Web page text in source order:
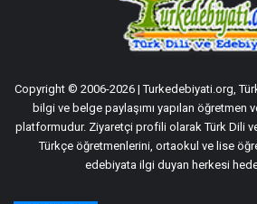
Copyright © 2006-2026 | Turkedebiyati.org,
bilgi ve belge paylaşımı yapılan öğretmen
platformudur. Ziyaretçi profili olarak Türk Dili
Türkçe öğretmenlerini, ortaokul ve lise
edebiyata ilgi duyan herkesi